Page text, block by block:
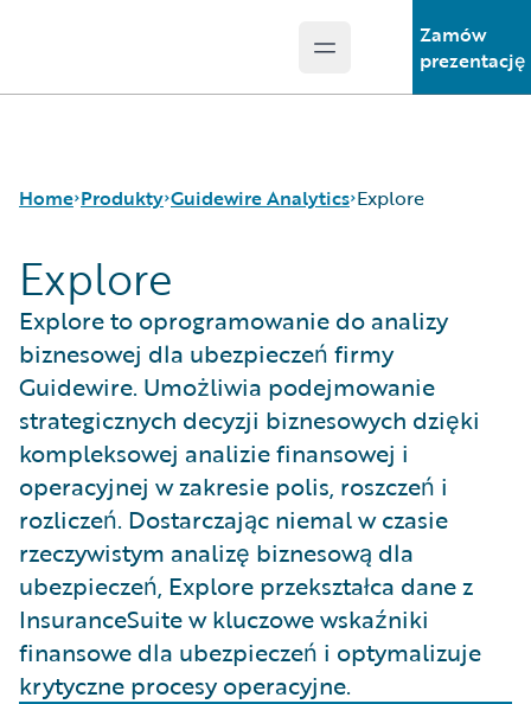
Open main menu
Zamów
prezentację
Home Produkty
Podstawowe produkty
Guidewire Analytics
Guidewire Technology
Guidewire Solutions
Services
Guidewire Analytics
Canvas
Compare
Industry Intel
Cyence
Explore
HazardHub
Predict
Data Studio
Explore
Explore
Explore to oprogramowanie do analizy
biznesowej dla ubezpieczeń firmy
Guidewire. Umożliwia podejmowanie
strategicznych decyzji biznesowych dzięki
kompleksowej analizie finansowej i
operacyjnej w zakresie polis, roszczeń i
rozliczeń. Dostarczając niemal w czasie
rzeczywistym analizę biznesową dla
ubezpieczeń, Explore przekształca dane z
InsuranceSuite w kluczowe wskaźniki
finansowe dla ubezpieczeń i optymalizuje
krytyczne procesy operacyjne.